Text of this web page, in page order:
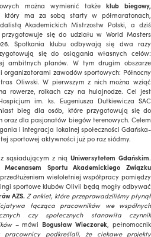
można wymienić także klub biegowy,
który ma za sobą starty w półmaratonach,
Akademickich Mistrzostw Polski, a dziś
się do udziału w World Masters
Spotkania klubu odbywają się dwa razy
się do osiągania własnych celów:
ambitnych planów. W tym drugim obszarze
zawodów sportowych: Północny
Oliwski. W pierwszym z nich można wziąć
rowerze, rolkach czy na hulajnodze. Cel jest
im. ks. Eugeniusza Dutkiewicza SAC
bieg dla osób, które przygotowują się do
dla pasjonatów biegów terenowych. Celem
i integracja lokalnej społeczności Gdańska-
sportowej aktywności już po raz siódmy.
sąsiadującym z nią Uniwersytetem Gdańskim.
Mecenasem Sportu Akademickiego Związku
wieloletniej współpracy pomiędzy
sportowe klubów Olivii będą mogły odbywać
AZS. Z ankiet, które przeprowadziliśmy płynął
łącząca pracowników we wspólnych
czy społecznych stanowiła czynnik
– mówi Bogusław Wieczorek, pełnomocnik
podkreślali, że ciekawe projekty